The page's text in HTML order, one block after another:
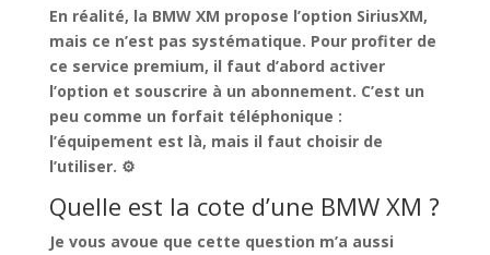
En réalité, la BMW XM propose l’option SiriusXM,
mais ce n’est pas systématique. Pour profiter de
ce service premium, il faut d’abord activer
l’option et souscrire à un abonnement. C’est un
peu comme un forfait téléphonique :
l’équipement est là, mais il faut choisir de
l’utiliser. ⚙️
Quelle est la cote d’une BMW XM ?
Je vous avoue que cette question m’a aussi